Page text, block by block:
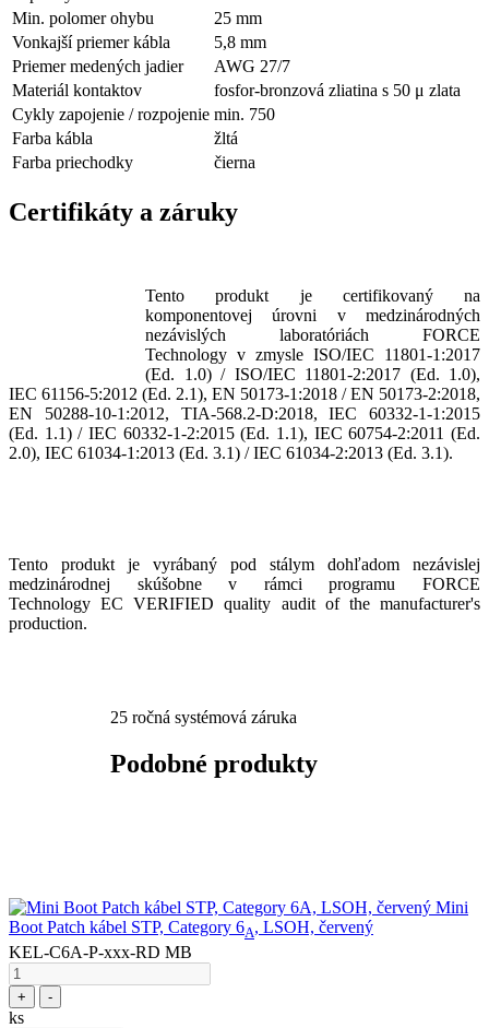
Min. polomer ohybu
25 mm
Vonkajší priemer kábla
5,8 mm
Priemer medených jadier
AWG 27/7
Materiál kontaktov
fosfor-bronzová zliatina s 50 μ zlata
Cykly zapojenie / rozpojenie min. 750
Farba kábla
žltá
Farba priechodky
čierna
Certifikáty a záruky
Tento produkt je certifikovaný na
komponentovej úrovni v medzinárodných
nezávislých laboratóriách FORCE
Technology v zmysle ISO/IEC 11801-1:2017
(Ed. 1.0) / ISO/IEC 11801-2:2017 (Ed. 1.0),
IEC 61156-5:2012 (Ed. 2.1), EN 50173-1:2018 / EN 50173-2:2018,
EN 50288-10-1:2012, TIA-568.2-D:2018, IEC 60332-1-1:2015
(Ed. 1.1) / IEC 60332-1-2:2015 (Ed. 1.1), IEC 60754-2:2011 (Ed.
2.0), IEC 61034-1:2013 (Ed. 3.1) / IEC 61034-2:2013 (Ed. 3.1).
Tento produkt je vyrábaný pod stálym dohľadom nezávislej
medzinárodnej skúšobne v rámci programu FORCE
Technology EC VERIFIED quality audit of the manufacturer's
production.​
25 ročná systémová záruka
Podobné produkty
Mini
Boot Patch kábel STP, Category 6A, LSOH, červený
KEL-C6A-P-xxx-RD MB
+ -
ks